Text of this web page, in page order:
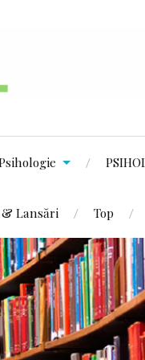
Lansări Top